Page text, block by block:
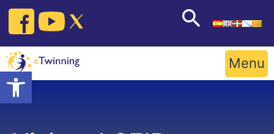
Open toolbar
Skip
content
Menu